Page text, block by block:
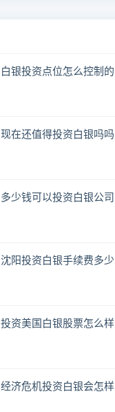
白银投资点位怎么控制的
现在还值得投资白银吗吗
多少钱可以投资白银公司
沈阳投资白银手续费多少
投资美国白银股票怎么样
经济危机投资白银会怎样